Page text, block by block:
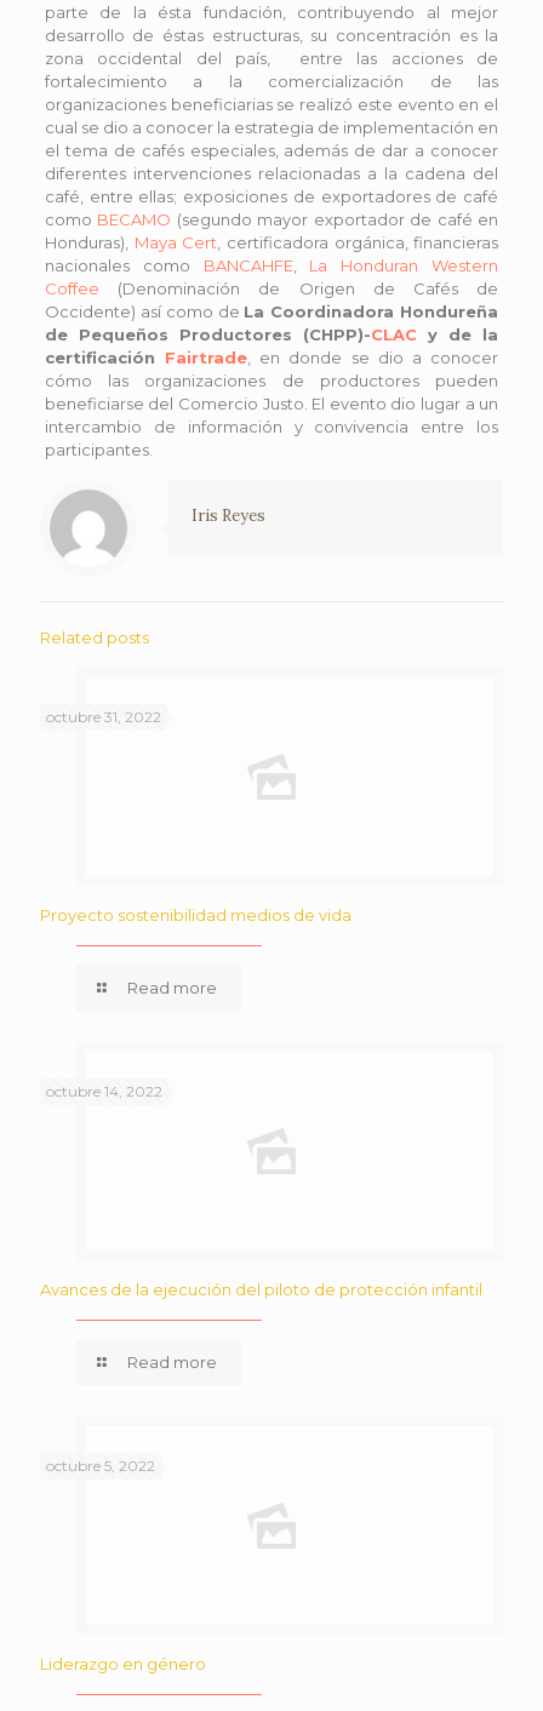
parte de la ésta fundación, contribuyendo al mejor
desarrollo de éstas estructuras, su concentración es la
zona occidental del país, entre las acciones de
fortalecimiento a la comercialización de las
organizaciones beneficiarias se realizó este evento en el
cual se dio a conocer la estrategia de implementación en
el tema de cafés especiales, además de dar a conocer
diferentes intervenciones relacionadas a la cadena del
café, entre ellas; exposiciones de exportadores de café
como BECAMO (segundo mayor exportador de café en
Honduras), Maya Cert , certificadora orgánica, financieras
nacionales como BANCAHFE, La Honduran Western
Coffee (Denominación de Origen de Cafés de
Occidente) así como de La Coordinadora Hondureña
de Pequeños Productores (CHPP)-CLAC y de la
certificación Fairtrade , en donde se dio a conocer
cómo las organizaciones de productores pueden
beneficiarse del Comercio Justo. El evento dio lugar a un
intercambio de información y convivencia entre los
participantes.
Iris Reyes
Related posts
octubre 31, 2022
Proyecto sostenibilidad medios de vida
Read more
octubre 14, 2022
Avances de la ejecución del piloto de protección infantil
Read more
octubre 5, 2022
Liderazgo en género